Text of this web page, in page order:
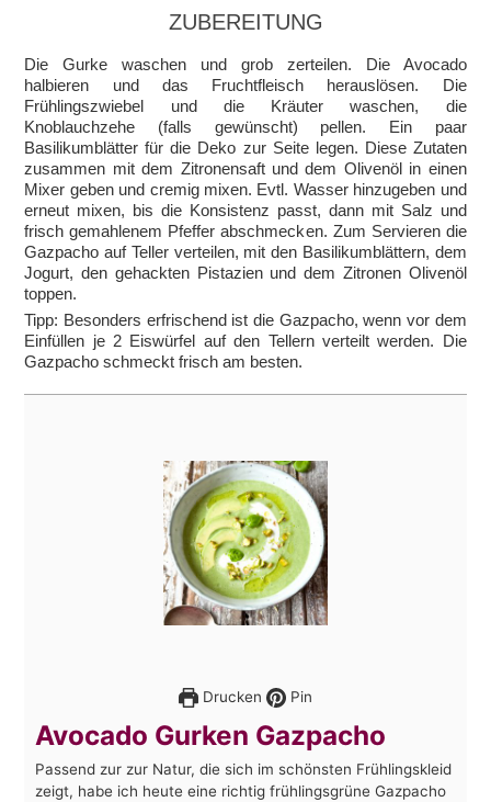
ZUBEREITUNG
Die Gurke waschen und grob zerteilen. Die Avocado
halbieren und das Fruchtfleisch herauslösen. Die
Frühlingszwiebel und die Kräuter waschen, die
Knoblauchzehe (falls gewünscht) pellen. Ein paar
Basilikumblätter für die Deko zur Seite legen. Diese Zutaten
zusammen mit dem Zitronensaft und dem Olivenöl in einen
Mixer geben und cremig mixen. Evtl. Wasser hinzugeben und
erneut mixen, bis die Konsistenz passt, dann mit Salz und
frisch gemahlenem Pfeffer abschmecken. Zum Servieren die
Gazpacho auf Teller verteilen, mit den Basilikumblättern, dem
Jogurt, den gehackten Pistazien und dem Zitronen Olivenöl
toppen.
Tipp: Besonders erfrischend ist die Gazpacho, wenn vor dem
Einfüllen je 2 Eiswürfel auf den Tellern verteilt werden. Die
Gazpacho schmeckt frisch am besten.
Drucken Pin
Avocado Gurken Gazpacho
Passend zur zur Natur, die sich im schönsten Frühlingskleid
zeigt, habe ich heute eine richtig frühlingsgrüne Gazpacho